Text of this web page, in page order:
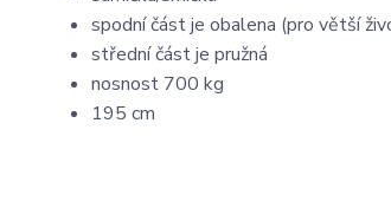
spodní část je obalena (pro větší
střední část je pružná
nosnost 700 kg
195 cm